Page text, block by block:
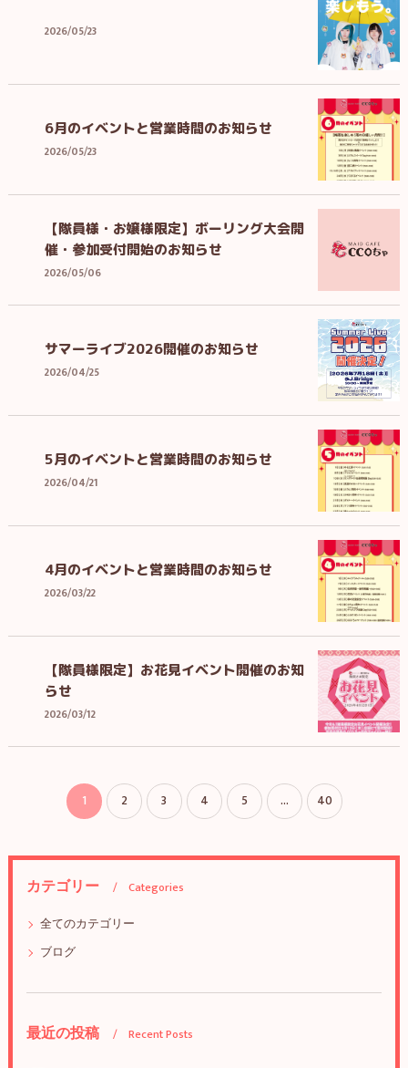
2026/05/23
6月のイベントと営業時間のお知らせ
2026/05/23
【隊員様・お嬢様限定】ボーリング大会開
催・参加受付開始のお知らせ
2026/05/06
サマーライブ2026開催のお知らせ
2026/04/25
5月のイベントと営業時間のお知らせ
2026/04/21
4月のイベントと営業時間のお知らせ
2026/03/22
【隊員様限定】お花見イベント開催のお知
らせ
2026/03/12
1 2 3 4 5 ... 40
カテゴリー
Categories
全てのカテゴリー
ブログ
最近の投稿 Recent Posts